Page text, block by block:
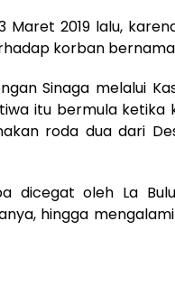
Maret 2019 lalu,
korban bernama
Sinaga melalui
itu bermula ketika
roda dua dari
dicegat oleh La
hingga